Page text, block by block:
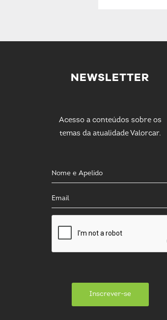
NEWSLETTER
Acesso a conteúdos sobre os
temas da atualidade Valorcar.
Inscrever-se